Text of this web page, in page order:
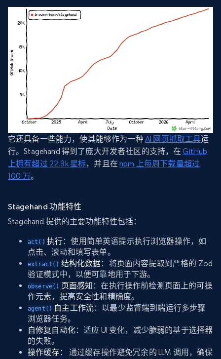
它还具备一些能力，使其能够作为一种 AI 网页抓取工具运
行。Stagehand 得到了庞大开发者社区的支持，在GitHub
上拥有超过 22.9k 星标，并且在npm 上每周下载量超过
100 万。
Stagehand 功能特性
Stagehand 提供的主要功能特性包括：
act() 执行：使用简单英语提示执行浏览器操作，如
点击、滚动和填写表单。
extract() 结构化数据：将页面内容提取到严格的 Zod
验证模式中，以便可靠地用于下游。
observe() 页面感知 ：在执行操作前检测页面上的可操
作元素，提高安全性和精确度。
agent() 自主工作流：以最少监督端到端运行多步骤
浏览器任务。
自修复自动化：适应 UI 变化，减少脆弱的基于选择器
的失败。
操作缓存：
通过缓存操作避免冗余的 LLM 调用，确保